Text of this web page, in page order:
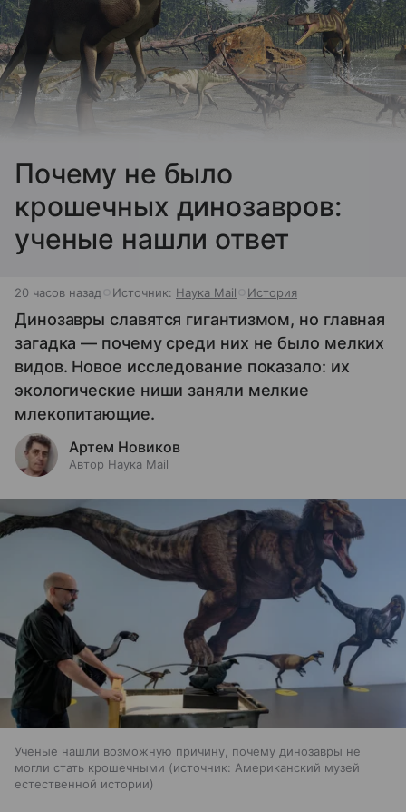
Почему не было
крошечных динозавров:
ученые нашли ответ
20 часов назад Источник: Наука Mail История
Динозавры славятся гигантизмом, но главная
загадка — почему среди них не было мелких
видов. Новое исследование показало: их
экологические ниши заняли мелкие
млекопитающие.
Артем Новиков
Автор Наука Mail
Ученые нашли возможную причину, почему динозавры не
могли стать крошечными
источник: Американский музей
естественной истории